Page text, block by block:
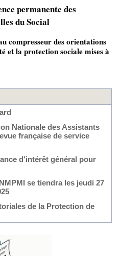
permanente des
du Social
compresseur des orientations
et la protection sociale mises à
Nationale des Assistants
française de service
d'intérêt général pour
se tiendra les jeudi 27
de la Protection de